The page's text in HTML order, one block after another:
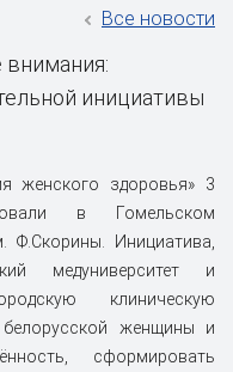
Все новости
инициативы
женского здоровья» 3
в Гомельском
Ф.Скорины. Инициатива,
медуниверситет и
клиническую
белорусской женщины и
сформировать